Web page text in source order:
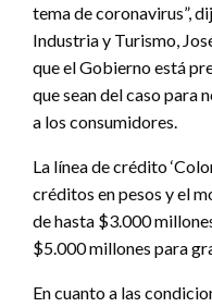
tema de coronavirus”,
Industria y Turismo,
que el Gobierno está
que sean del caso para
a los consumidores.
La línea de crédito
créditos en pesos y el
de hasta $3.000
$5.000 millones para
En cuanto a las